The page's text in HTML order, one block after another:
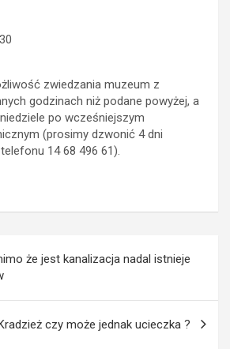
zwiedzania muzeum z
godzinach niż podane powyżej, a
po wcześniejszym
(prosimy dzwonić 4 dni
14 68 496 61).
że jest kanalizacja nadal istnieje
czy może jednak ucieczka ?